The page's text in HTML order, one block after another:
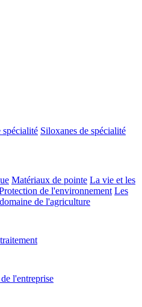
spécialité Siloxanes de spécialité
Matériaux de pointe La vie et les
de l'environnement Les
de l'agriculture
l'entreprise